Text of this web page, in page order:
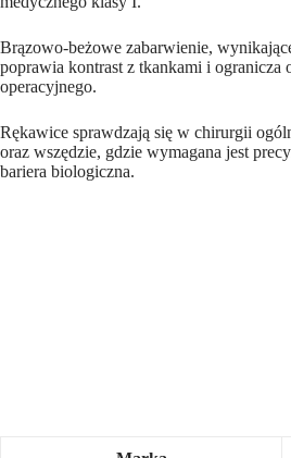
Brązowo-beżowe zabarwienie,
poprawia kontrast z tkankami i ogranicza
operacyjnego.
Rękawice sprawdzają się w chirurgii
oraz wszędzie, gdzie wymagana jest
bariera biologiczna.